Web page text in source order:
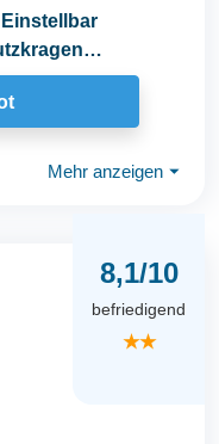
Mehr anzeigen ⏷
8,1/10
befriedigend
★★